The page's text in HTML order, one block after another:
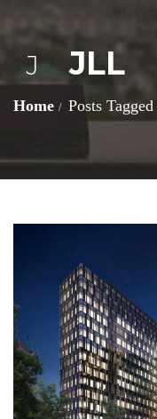
J JLL
Home Posts Tagged